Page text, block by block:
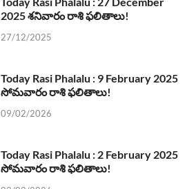
2025 శనివారం రాశి ఫలితాలు!
27/12/2025
Today Rasi Phalalu : 9 February 2025
సోమవారం రాశి ఫలితాలు!
09/02/2026
Today Rasi Phalalu : 2 February 2025
సోమవారం రాశి ఫలితాలు!